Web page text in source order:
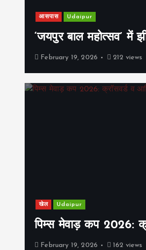
आसपास Udaipur
‘जयपुर बाल महोत्सव’ में
February 19, 2026 212 views
खेल Udaipur
पिम्स मेवाड़ कप 2026:
February 19, 2026 162 views